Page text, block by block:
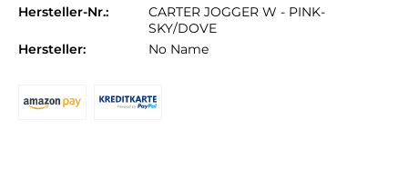
Hersteller-Nr.:
CARTER JOGGER W - PINK-
SKY/DOVE
Hersteller:
No Name